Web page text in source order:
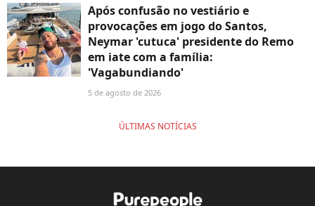
Após confusão no vestiário e
provocações em jogo do Santos,
Neymar 'cutuca' presidente do Remo
em iate com a família:
'Vagabundiando'
5 de agosto de 2026
ÚLTIMAS NOTÍCIAS